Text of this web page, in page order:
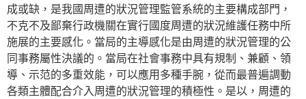
成或缺，是我國周遭的狀況管理監管系統的主要構成部門，
不克不及鄙棄行政機關在實行國度周遭的狀況維護任務中所
施展的主要感化。當局的主導感化是由周遭的狀況管理的公
同事務屬性決議的。當局在社會事務中具有規制、兼顧、領
導、示范的多重效能，可以應用多種手腕，從而最普遍調動
各類主體配合介入周遭的狀況管理的積極性。是以，周遭的